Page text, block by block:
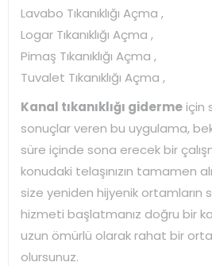
Lavabo Tıkanıklığı Açma ,
Logar Tıkanıklığı Açma ,
Pimaş Tıkanıklığı Açma ,
Tuvalet Tıkanıklığı Açma ,
Kanal tıkanıklığı gidermeiçin
sonuçlar veren bu uygulama,
süre içinde sona erecek bir
konudaki telaşınızın tamamen
size yeniden hijyenik ortamların
hizmeti başlatmanız doğru bir
uzun ömürlü olarak rahat bir
olursunuz.